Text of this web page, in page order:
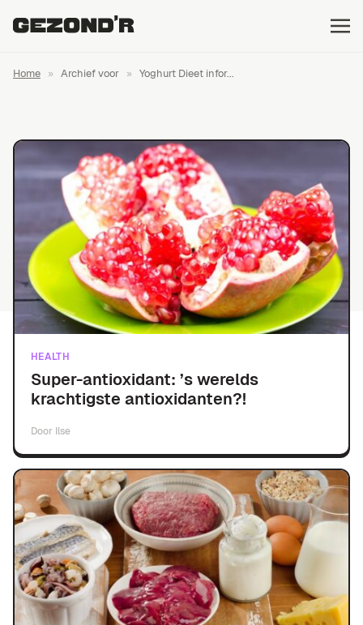
Home » Archief voor » Yoghurt Dieet infor...
HEALTH
Super-antioxidant: ’s werelds
krachtigste antioxidanten?!
Door Ilse